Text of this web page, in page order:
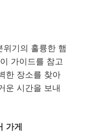
위기의 훌륭한 햄
가이드를 참고
한 장소를 찾아
운 시간을 보내
가게